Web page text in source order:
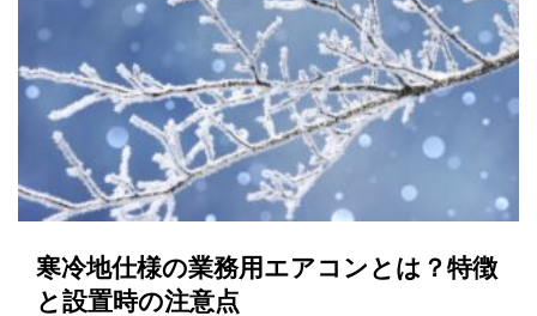
寒冷地仕様の業務用エアコンとは？特徴
と設置時の注意点